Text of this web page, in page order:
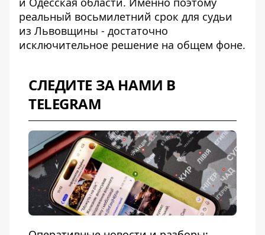
реальный восьмилетний срок для судьи
из Львовщины - достаточно
исключительное решение на общем фоне.
СЛЕДИТЕ ЗА НАМИ В
TELEGRAM